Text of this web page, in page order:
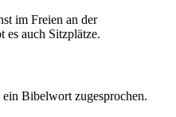
im Freien an der
es auch Sitzplätze.
Bibelwort zugesprochen.